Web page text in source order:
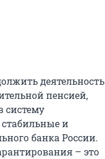
деятельность
пенсией,
систему
стабильные и
банка России.
– это